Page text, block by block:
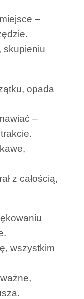
–
skupieniu
opada
–
z całością,
wszystkim